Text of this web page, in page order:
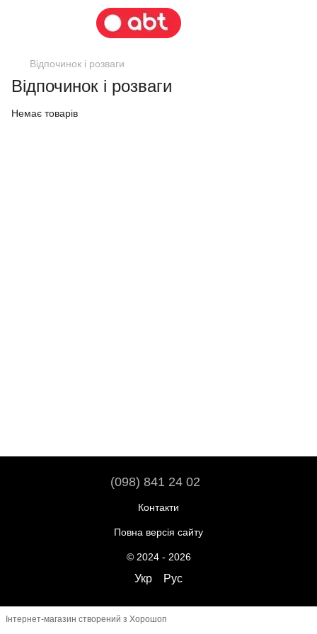
Відпочинок і розваги
Відпочинок і розваги
Немає товарів
(098) 841 24 02
Контакти
Повна версія сайту
© 2024 - 2026
Укр Рус
Інтернет-магазин створений з Хорошоп